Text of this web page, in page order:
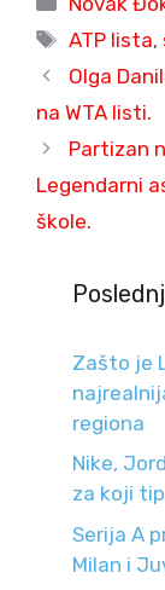
Tags
ATP lista,
Olga
na WTA listi.
Partizan
Legendarni
škole.
Zašto je
regiona
Nike,
za koji
Serija A
Milan i